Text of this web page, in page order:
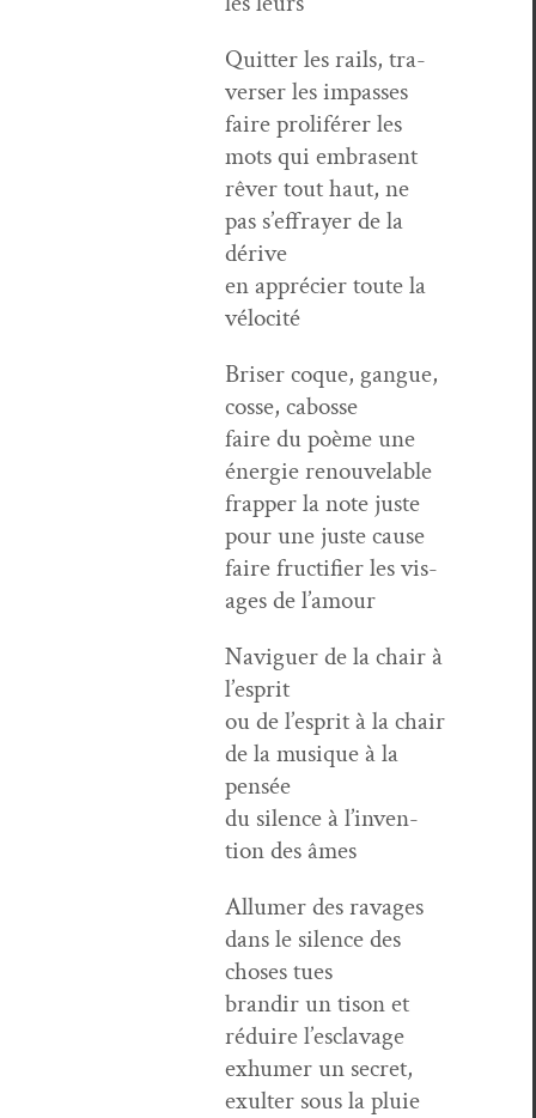
Quit­ter les rails, tra­
vers­er les impasses
faire pro­lifér­er les
mots qui embrasent
rêver tout haut, ne
pas s’ef­fray­er de la
dérive
en appréci­er toute la
vélocité
Bris­er coque, gangue,
cosse, cabosse
faire du poème une
énergie renouvelable
frap­per la note juste
pour une juste cause
faire fruc­ti­fi­er les vis­
ages de l’amour
Nav­iguer de la chair à
l’esprit
ou de l’e­sprit à la chair
de la musique à la
pensée
du silence à l’in­ven­
tion des âmes
Allumer des ravages
dans le silence des
choses tues
brandir un tison et
réduire l’esclavage
exhumer un secret,
exul­ter sous la pluie